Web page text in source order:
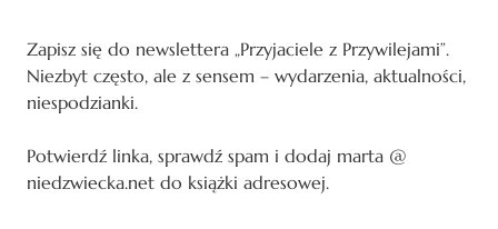
Zapisz się do newslettera „Przyjaciele z Przywilejami”.
Niezbyt często, ale z sensem – wydarzenia, aktualności,
niespodzianki.
Potwierdź linka, sprawdź spam i dodaj marta @
niedzwiecka.net do książki adresowej.